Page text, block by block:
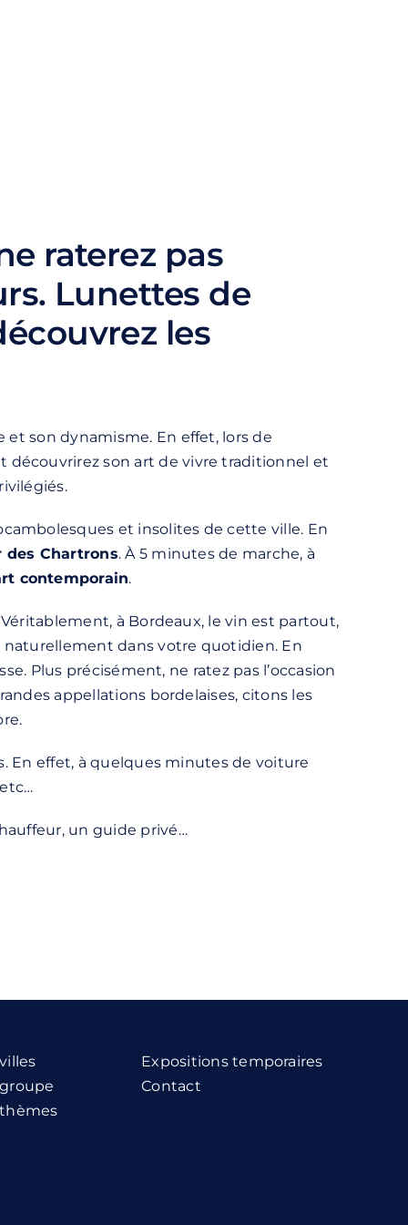
raterez pas
Lunettes de
les
son dynamisme. En effet, lors de
découvrirez son art de vivre traditionnel et
et insolites de cette ville. En
des Chartrons. À 5 minutes de marche, à
contemporain.
Véritablement, à Bordeaux, le vin est partout,
naturellement dans votre quotidien. En
Plus précisément, ne ratez pas l’occasion
appellations bordelaises, citons les
En effet, à quelques minutes de voiture
un guide privé…
Expositions temporaires
Contact